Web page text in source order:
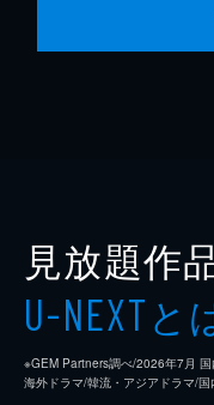
見放題作
U-NEXTと
※GEM Partners調べ/2026年7⽉
海外ドラマ/韓流・アジアドラマ/国